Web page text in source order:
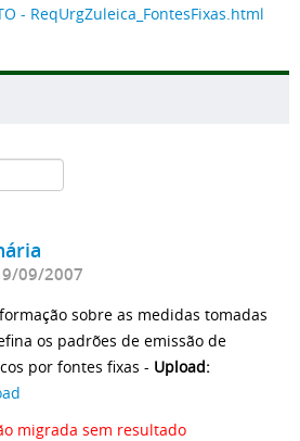
- ReqUrgZuleica_FontesFixas.html
09/2007
sobre as medidas tomadas
os padrões de emissão de
por fontes fixas - Upload:
migrada sem resultado